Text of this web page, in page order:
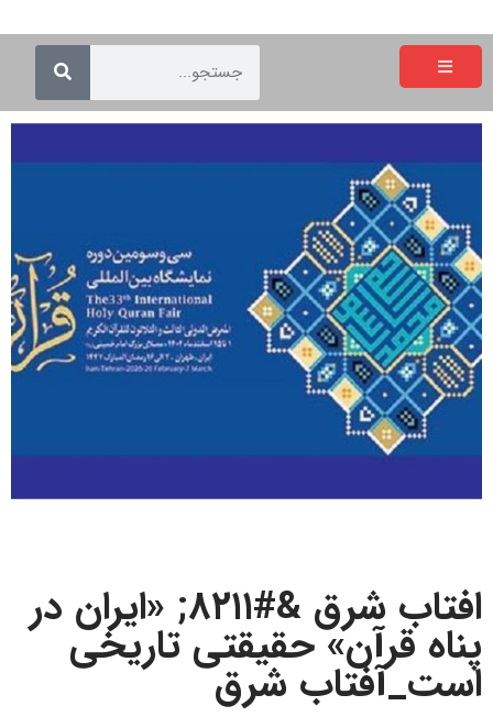
افتاب شرق &#۸۲۱۱; «ایران در
پناه قرآن» حقیقتی تاریخی
است_آفتاب شرق